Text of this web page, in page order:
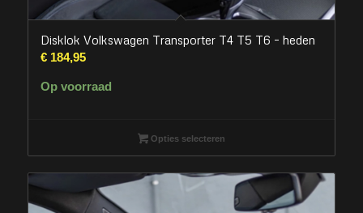
Disklok Volkswagen Transporter T4 T5 T6 – heden
€184,95
Op voorraad
Opties selecteren